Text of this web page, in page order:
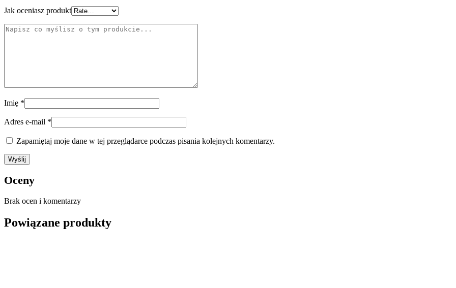
Jak oceniasz produkt
Imię *
Adres e-mail *
Zapamiętaj moje dane w tej przeglądarce podczas pisania kolejnych komentarzy.
Oceny
Brak ocen i komentarzy
Powiązane produkty